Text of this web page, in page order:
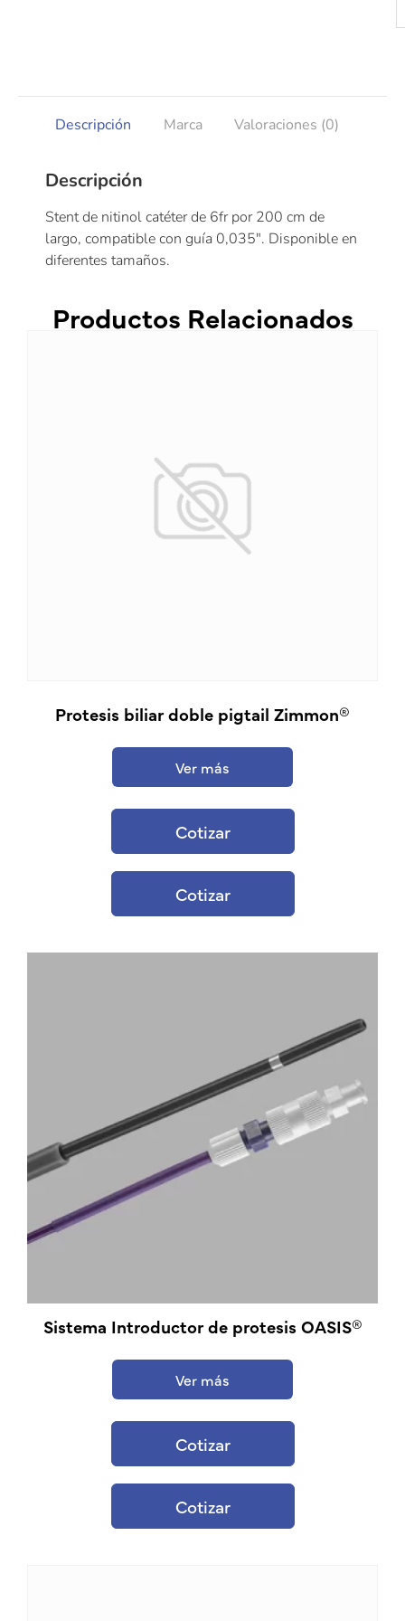
Descripción Marca Valoraciones (0)
Descripción
Stent de nitinol catéter de 6fr por 200 cm de
largo, compatible con guía 0,035″. Disponible en
diferentes tamaños.
Productos Relacionados
Protesis biliar doble pigtail Zimmon®
Ver más
Cotizar
Cotizar
Sistema Introductor de protesis OASIS®
Ver más
Cotizar
Cotizar